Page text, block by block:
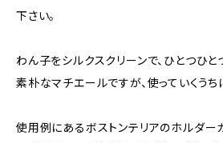
下さい。
わん子をシルクスクリーンで、ひとつひと
素朴なマチエールですが、使っていくうち
使用例にあるボストンテリアのホルダー